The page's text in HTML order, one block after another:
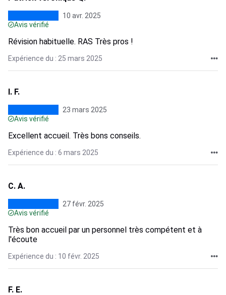
10 avr. 2025
Avis vérifié
Révision habituelle. RAS Très pros !
Expérience du : 25 mars 2025
I. F.
23 mars 2025
Avis vérifié
Excellent accueil. Très bons conseils.
Expérience du : 6 mars 2025
C. A.
27 févr. 2025
Avis vérifié
Très bon accueil par un personnel très compétent et à
l'écoute
Expérience du : 10 févr. 2025
F. E.